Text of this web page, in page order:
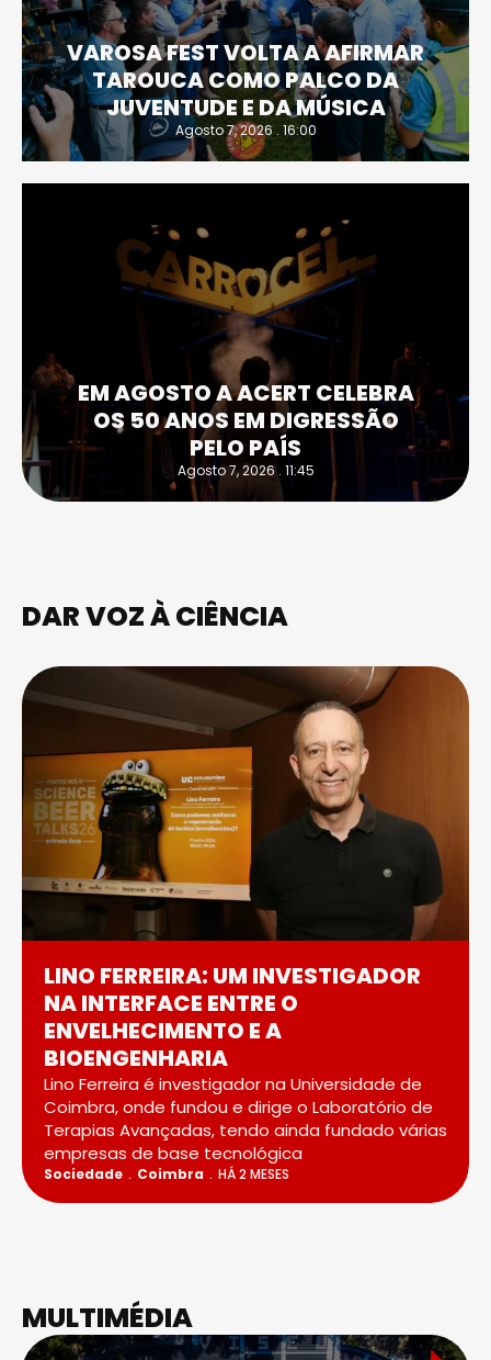
VAROSA FEST VOLTA A AFIRMAR
TAROUCA COMO PALCO DA
JUVENTUDE E DA MÚSICA
Agosto 7, 2026 . 16:00
EM AGOSTO A ACERT CELEBRA
OS 50 ANOS EM DIGRESSÃO
PELO PAÍS
Agosto 7, 2026 . 11:45
DAR VOZ À CIÊNCIA
LINO FERREIRA: UM INVESTIGADOR
NA INTERFACE ENTRE O
ENVELHECIMENTO E A
BIOENGENHARIA
Lino Ferreira é investigador na Universidade de
Coimbra, onde fundou e dirige o Laboratório de
Terapias Avançadas, tendo ainda fundado várias
empresas de base tecnológica
Sociedade Coimbra HÁ 2 MESES
MULTIMÉDIA